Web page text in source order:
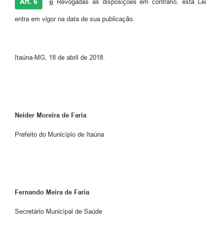
Art. 6 o Revogadas as disposições em contrário, esta Lei
entra em vigor na data de sua publicação.
Itaúna-MG, 18 de abril de 2018.
Neider Moreira de Faria
Prefeito do Município de Itaúna
Fernando Meira de Faria
Secretário Municipal de Saúde